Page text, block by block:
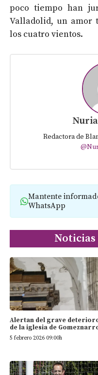
poco tiempo han
Valladolid, un amor
los cuatro vientos.
Redactora de
Mantente
WhatsApp
Alertan del grave
de la iglesia de
5 febrero 2026 09:00h